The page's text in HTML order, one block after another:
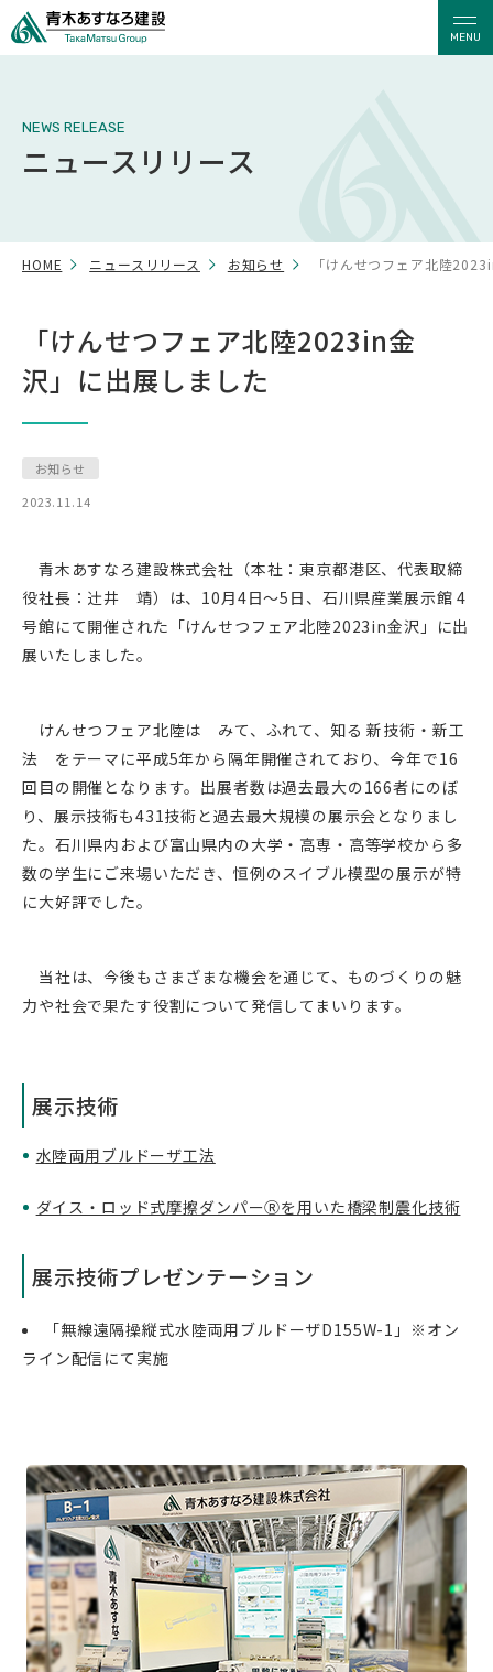
MENU
NEWS RELEASE
ニュースリリース
HOME ニュースリリース お知らせ 「けんせつフェア北陸
「けんせつフェア北陸2023in金
沢」に出展しました
お知らせ
2023.11.14
青木あすなろ建設株式会社（本社：東京都港区、代表取締
役社長：辻󠄀井 靖）は、10月4日～5日、石川県産業展示館 4
号館にて開催された「けんせつフェア北陸2023in金沢」に出
展いたしました。
けんせつフェア北陸は みて、ふれて、知る 新技術・新工
法 をテーマに平成5年から隔年開催されており、今年で16
回目の開催となります。出展者数は過去最大の166者にのぼ
り、展示技術も431技術と過去最大規模の展示会となりまし
た。石川県内および富山県内の大学・高専・高等学校から多
数の学生にご来場いただき、恒例のスイブル模型の展示が特
に大好評でした。
当社は、今後もさまざまな機会を通じて、ものづくりの魅
力や社会で果たす役割について発信してまいります。
展示技術
水陸両用ブルドーザ工法
ダイス・ロッド式摩擦ダンパーⓇを用いた橋梁制震化技術
展示技術プレゼンテーション
「無線遠隔操縦式水陸両用ブルドーザD155W-1」※オン
ライン配信にて実施